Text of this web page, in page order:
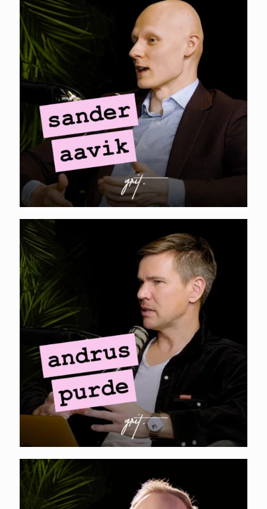
MINI-PODCAST I
Sander Aavik – 10x
ROI otsemüügiga
MINI-PODCAST I
Andrus Purde –B2B
turunduse
mõõtmine
KARL KANGUR. Mis